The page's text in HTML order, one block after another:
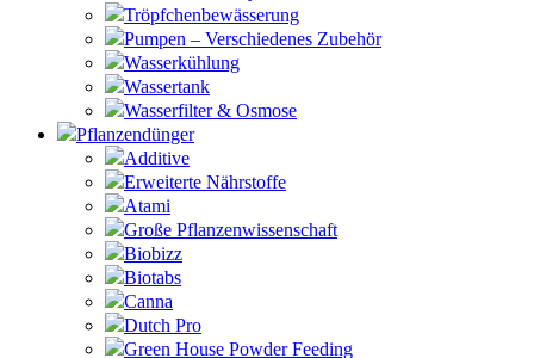
Tröpfchenbewässerung
Pumpen – Verschiedenes Zubehör
Wasserkühlung
Wassertank
Wasserfilter & Osmose
Pflanzendünger
Additive
Erweiterte Nährstoffe
Atami
Große Pflanzenwissenschaft
Biobizz
Biotabs
Canna
Dutch Pro
Green House Powder Feeding